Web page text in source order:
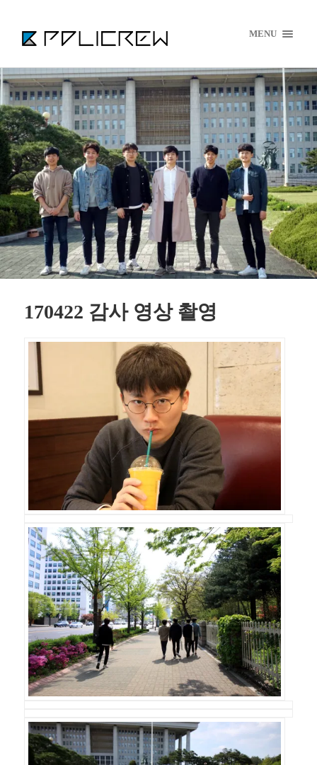
MENU
170422 감사 영상 촬영